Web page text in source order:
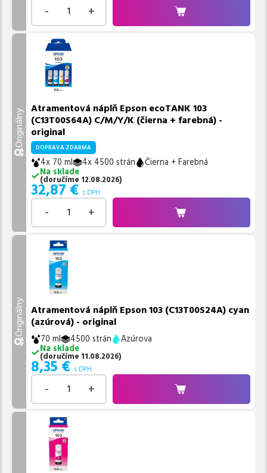
- +
Originálny
Atramentová náplň Epson ecoTANK 103
(C13T00S64A) C/M/Y/K (čierna + farebná) -
original
DOPRAVA ZDARMA
4x 70 ml 4x 4500 strán
Čierna + Farebná
Na sklade
(doručíme 12.08.2026)
32,87 € s DPH
- +
Originálny Atramentová náplň Epson 103 (C13T00S24A) cyan
(azúrová) - original
70 ml 4500 strán
Azúrova
Na sklade
(doručíme 11.08.2026)
8,35 € s DPH
- +